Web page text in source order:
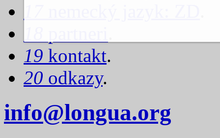
19 kontakt.
20 odkazy.
info@longua.org